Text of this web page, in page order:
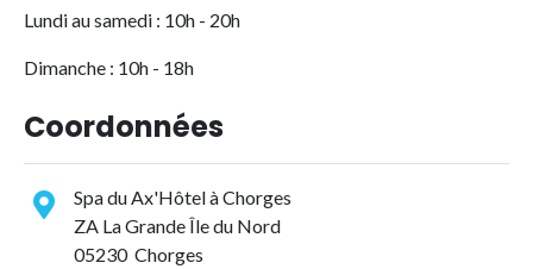
Lundi au samedi : 10h - 20h
Dimanche : 10h - 18h
Coordonnées
Spa du Ax'Hôtel à Chorges
ZA La Grande Île du Nord
05230 Chorges